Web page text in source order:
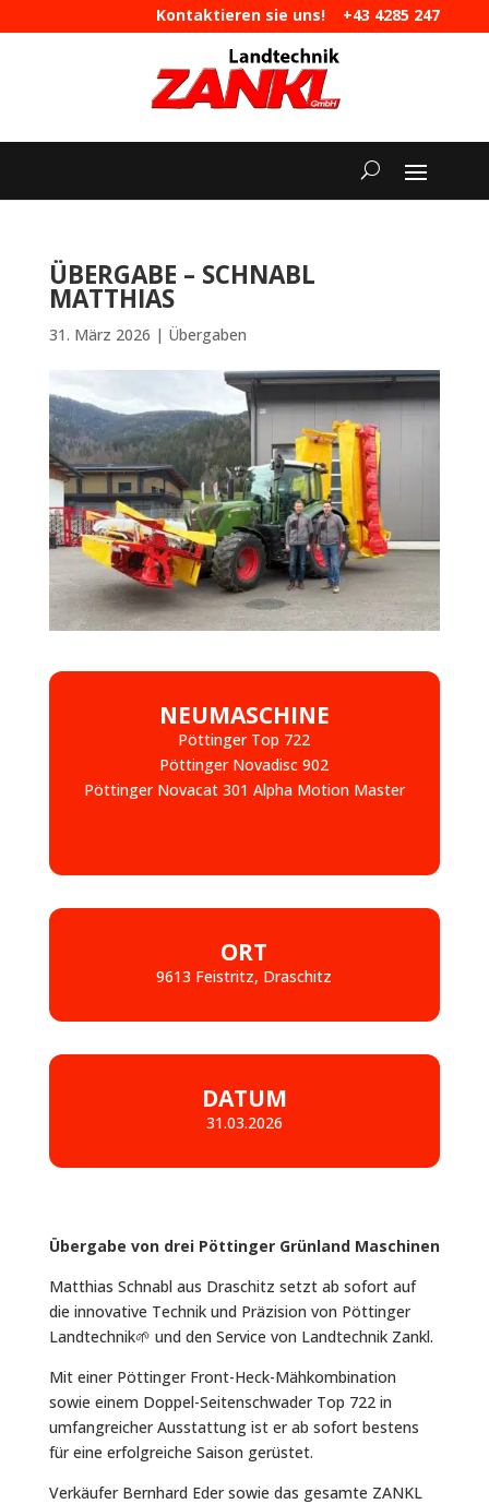
Kontaktieren sie uns! +43 4285 247
|maschinen@landtechnik-zankl.at
ÜBERGABE – SCHNABL
MATTHIAS
31. März 2026 | Übergaben
NEUMASCHINE
Pöttinger Top 722
Pöttinger Novadisc 902
Pöttinger Novacat 301 Alpha Motion Master
ORT
9613 Feistritz, Draschitz
DATUM
31.03.2026
Übergabe von drei Pöttinger Grünland Maschinen
Matthias Schnabl aus Draschitz setzt ab sofort auf
die innovative Technik und Präzision von Pöttinger
Landtechnik🌱 und den Service von Landtechnik Zankl.
Mit einer Pöttinger Front-Heck-Mähkombination
sowie einem Doppel-Seitenschwader Top 722 in
umfangreicher Ausstattung ist er ab sofort bestens
für eine erfolgreiche Saison gerüstet.
Verkäufer Bernhard Eder sowie das gesamte ZANKL